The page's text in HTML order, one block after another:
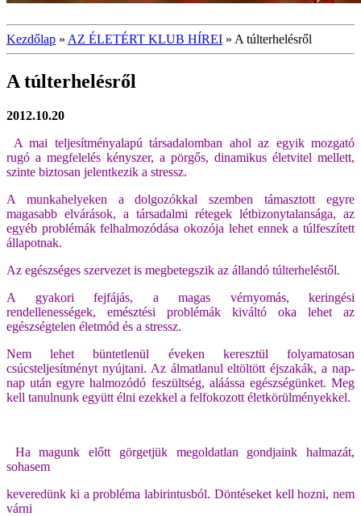
Kezdőlap » AZ ÉLETÉRT KLUB HÍREI » A túlterhelésről
A túlterhelésről
2012.10.20
A mai teljesítményalapú társadalomban ahol az egyik mozgató
rugó a megfelelés kényszer, a pörgős, dinamikus életvitel mellett,
szinte biztosan jelentkezik a stressz.
A munkahelyeken a dolgozókkal szemben támasztott egyre
magasabb elvárások, a társadalmi rétegek létbizonytalansága, az
egyéb problémákfelhalmozódása okozója lehet ennek a túlfeszített
állapotnak.
Az egészséges szervezet is megbetegszik az állandó túlterheléstől.
A gyakori fejfájás, a magas vérnyomás, keringési
rendellenességek, emésztési problémák kiváltó oka lehet az
egészségtelen életmód és a stressz.
Nem lehet büntetlenül éveken keresztül folyamatosan
csúcsteljesítményt nyújtani. Az álmatlanul eltöltött éjszakák, a nap-
nap után egyre halmozódó feszültség, aláássa egészségünket. Meg
kell tanulnunk együtt élni ezekkel a felfokozott életkörülményekkel.
Ha magunk előtt görgetjük megoldatlan gondjaink halmazát,
sohasem
keveredünk ki a probléma labirintusból. Döntéseket kell hozni, nem
várni